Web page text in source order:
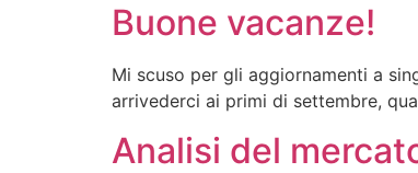
Buone vacanze!
Mi scuso per gli aggiornamenti a
arrivederci ai primi di settembre,
Analisi del